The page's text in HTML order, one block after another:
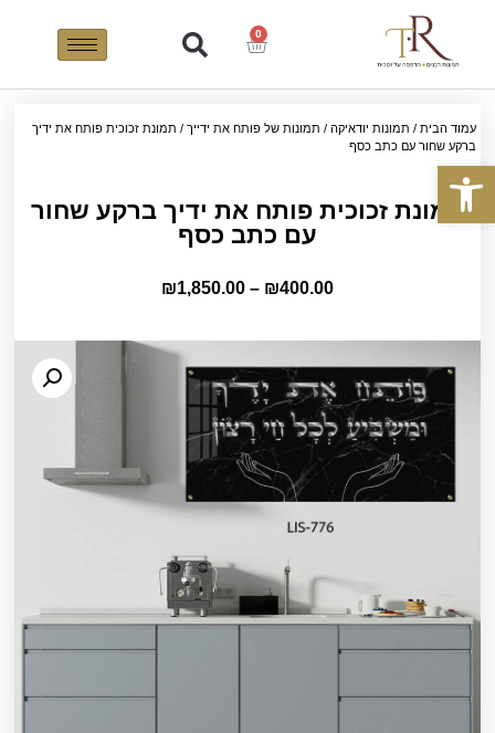
פתח סרגל נגישות
0
עמוד הבית / תמונות יודאיקה / תמונות של פותח את ידייך / תמונת זכוכית פותח את ידיך
ברקע שחור עם כתב כסף
תמונת זכוכית פותח את ידיך ברקע שחור
עם כתב כסף
₪400.00
–
₪1,850.00